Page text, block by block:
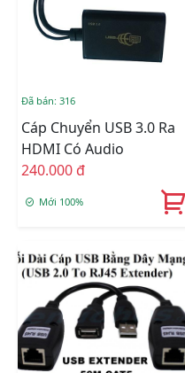
Đã bán: 316
Cáp Chuyển USB 3.0 Ra
HDMI Có Audio
240.000 đ
Mới 100%